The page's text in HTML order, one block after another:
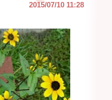
2015/07/10 11:28